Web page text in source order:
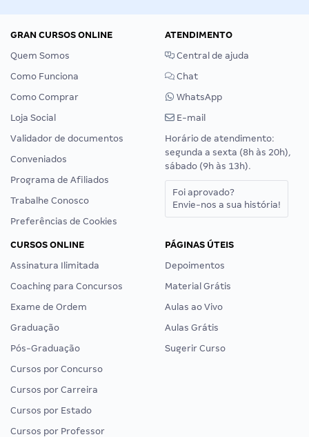
GRAN CURSOS ONLINE
Quem Somos
Como Funciona
Como Comprar
Loja Social
Validador de documentos
Conveniados
Programa de Afiliados
Trabalhe Conosco
Preferências de Cookies
ATENDIMENTO
Central de ajuda
Chat
WhatsApp
E-mail
Horário de atendimento:
segunda a sexta (8h às 20h),
sábado (9h às 13h).
Foi aprovado?
Envie-nos a sua história!
CURSOS ONLINE
Assinatura Ilimitada
Coaching para Concursos
Exame de Ordem
Graduação
Pós-Graduação
Cursos por Concurso
Cursos por Carreira
Cursos por Estado
Cursos por Professor
PÁGINAS ÚTEIS
Depoimentos
Material Grátis
Aulas ao Vivo
Aulas Grátis
Sugerir Curso